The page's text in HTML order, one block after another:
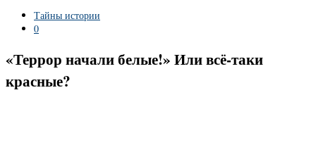
Тайны истории
0
«Террор начали белые!» Или всё-таки
красные?